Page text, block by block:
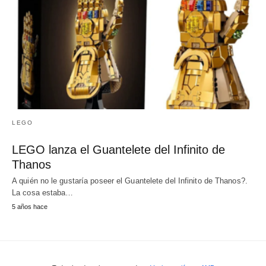
LEGO
LEGO lanza el Guantelete del Infinito de
Thanos
A quién no le gustaría poseer el Guantelete del Infinito de Thanos?.
La cosa estaba…
5 años hace